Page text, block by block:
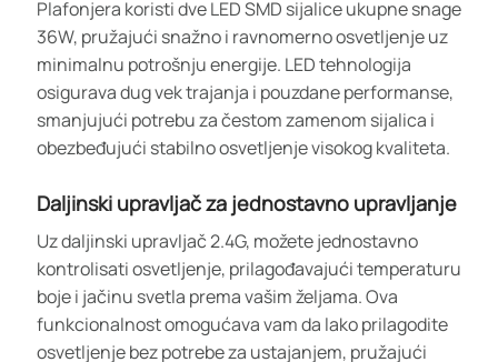
Plafonjera koristi dve LED SMD sijalice ukupne snage
36W, pružajući snažno i ravnomerno osvetljenje uz
minimalnu potrošnju energije. LED tehnologija
osigurava dug vek trajanja i pouzdane performanse,
smanjujući potrebu za čestom zamenom sijalica i
obezbeđujući stabilno osvetljenje visokog kvaliteta.
Daljinski upravljač za jednostavno upravljanje
Uz daljinski upravljač 2.4G, možete jednostavno
kontrolisati osvetljenje, prilagođavajući temperaturu
boje i jačinu svetla prema vašim željama. Ova
funkcionalnost omogućava vam da lako prilagodite
osvetljenje bez potrebe za ustajanjem, pružajući